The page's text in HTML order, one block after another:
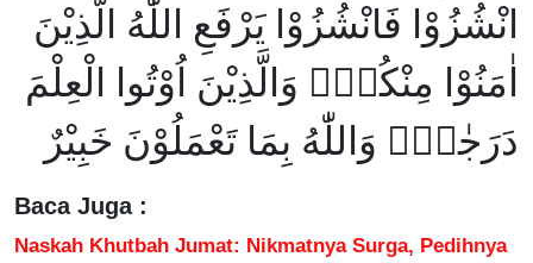
انْشُزُوْا فَانْشُزُوْا يَرْفَعِ اللّٰهُ الَّذِيْنَ
اٰمَنُوْا مِنْكُمْۙ وَالَّذِيْنَ اُوْتُوا الْعِلْمَ
دَرَجٰتٍۗ وَاللّٰهُ بِمَا تَعْمَلُوْنَ خَبِيْرٌ
Baca Juga :
Naskah Khutbah Jumat: Nikmatnya Surga, Pedihnya